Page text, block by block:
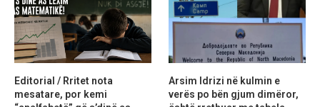
Editorial / Rritet nota
mesatare, por kemi
Arsim Idrizi në kulmin e
verës po bën gjum dimëror,